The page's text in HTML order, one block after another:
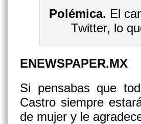
Polémica. El
Twitter, lo
ENEWSPAPER.MX
Si pensabas que
Castro siempre
de mujer y le